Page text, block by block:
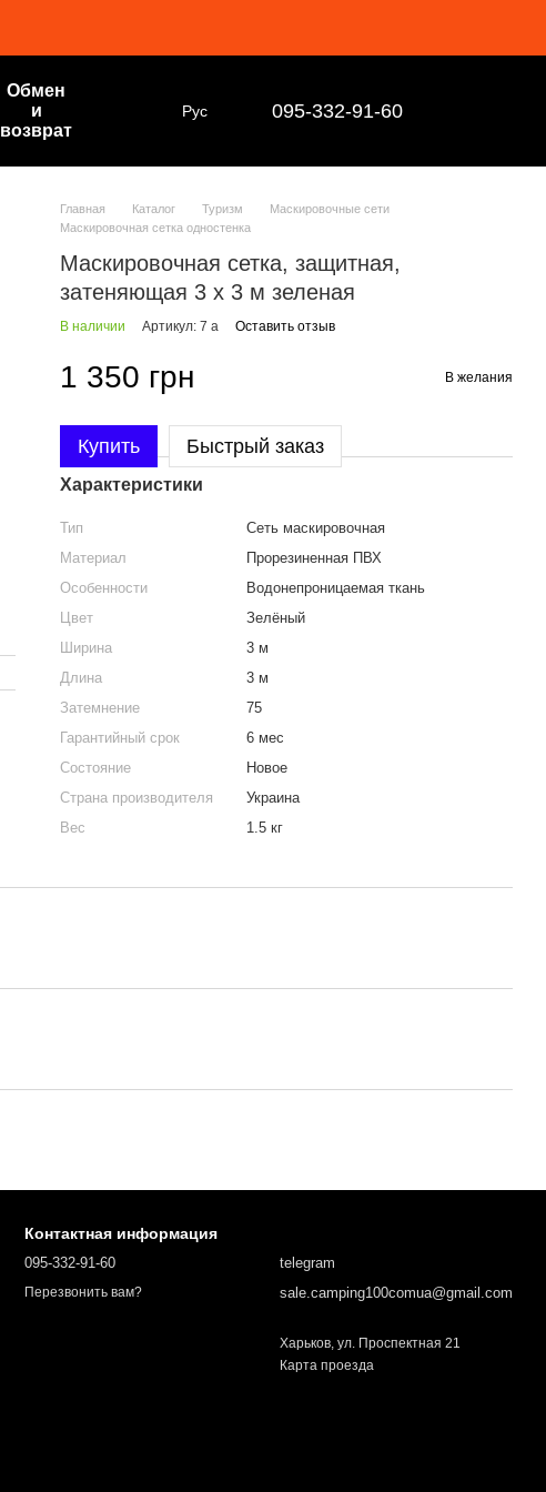
Обмен
и
возврат
Рус 095-332-91-60
Главная Каталог Туризм
Маскировочные сети
Маскировочная сетка одностенка
Маскировочная сетка, защитная,
затеняющая 3 х 3 м зеленая
В наличии Артикул: 7 а Оставить отзыв
1 350 грн В желания
Купить Быстрый заказ
Характеристики
Тип
Сеть маскировочная
Материал
Прорезиненная ПВХ
Особенности
Водонепроницаемая ткань
Цвет
Зелёный
Ширина
3 м
Длина
3 м
Затемнение
75
Гарантийный срок
6 мес
Состояние
Новое
Страна производителя
Украина
Вес
1.5 кг
Контактная информация
095-332-91-60
Перезвонить вам?
telegram
sale.camping100comua@gmail.com
Харьков, ул. Проспектная 21
Карта проезда